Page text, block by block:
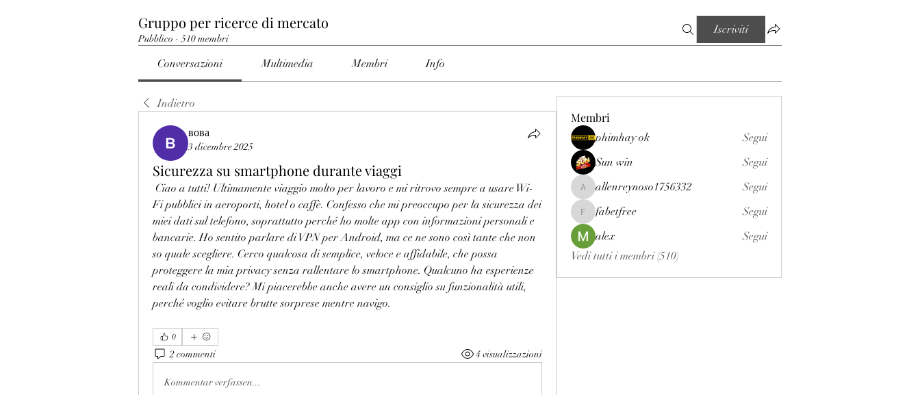
Gruppo per ricerce di mercato
Pubblico · 510 membri
Iscriviti
Conversazioni Multimedia Membri Info
Indietro
вова
3 dicembre 2025
Sicurezza su smartphone durante viaggi
Ciao a tutti! Ultimamente viaggio molto per lavoro e mi ritrovo sempre a usare Wi-
Fi pubblici in aeroporti, hotel o caffè. Confesso che mi preoccupo per la sicurezza dei
miei dati sul telefono, soprattutto perché ho molte app con informazioni personali e
bancarie. Ho sentito parlare di VPN per Android, ma ce ne sono così tante che non
so quale scegliere. Cerco qualcosa di semplice, veloce e affidabile, che possa
proteggere la mia privacy senza rallentare lo smartphone. Qualcuno ha esperienze
reali da condividere? Mi piacerebbe anche avere un consiglio su funzionalità utili,
perché voglio evitare brutte sorprese mentre navigo.
0
2 commenti 4 visualizzazioni
Kommentar verfassen...
Membri
phimhay ok
Segui
Sun win
Segui
allenreynoso1756332
allenreynoso1756332 Segui
fabetfree
fabetfree
Segui
alex
Segui
Vedi tutti i membri (510)